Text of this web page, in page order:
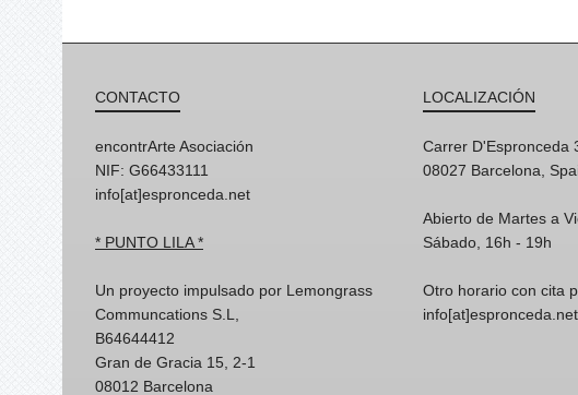
CONTACTO
encontrArte Asociación
NIF: G66433111
info[at]espronceda.net
* PUNTO LILA *
Un proyecto impulsado por Lemongrass
Communcations S.L,
B64644412
Gran de Gracia 15, 2-1
08012 Barcelona
LOCALIZACIÓN
Carrer D'Espronceda
08027 Barcelona,
Abierto de Martes a
Sábado, 16h - 19h
Otro horario con cita
info[at]espronceda.net